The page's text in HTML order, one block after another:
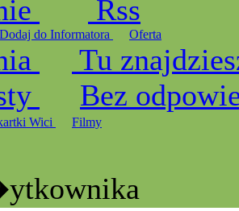
Rss
Dodaj do Informatora Oferta
Tu
Bez
Wici Filmy